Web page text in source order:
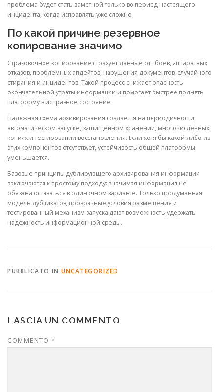
проблема будет стать заметной только во период настоящего
инцидента, когда исправлять уже сложно.
По какой причине резервное
копирование значимо
Страховочное копирование страхует данные от сбоев, аппаратных
отказов, проблемных апдейтов, нарушения документов, случайного
стирания и инцидентов. Такой процесс снижает опасность
окончательной утраты информации и помогает быстрее поднять
платформу в исправное состояние.
Надежная схема архивирования создается на периодичности,
автоматическом запуске, защищенном хранении, многочисленных
копиях и тестировании восстановления. Если хотя бы какой-либо из
этих компонентов отсутствует, устойчивость общей платформы
уменьшается.
Базовые принципы дублирующего архивирования информации
заключаются к простому подходу: значимая информация не
обязана оставаться в одиночном варианте. Только продуманная
модель дубликатов, прозрачные условия размещения и
тестированный механизм запуска дают возможность удержать
надежность информационной среды.
PUBBLICATO IN UNCATEGORIZED
LASCIA UN COMMENTO
COMMENTO *